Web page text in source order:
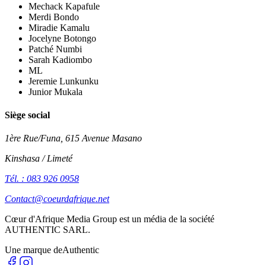
Mechack Kapafule
Merdi Bondo
Miradie Kamalu
Jocelyne Botongo
Patché Numbi
Sarah Kadiombo
ML
Jeremie Lunkunku
Junior Mukala
Siège social
1ère Rue/Funa, 615 Avenue Masano
Kinshasa / Limeté
Tél. : 083 926 0958
Contact@coeurdafrique.net
Cœur d'Afrique Media Group est un média de la société
AUTHENTIC SARL.
Une marque deAuthentic